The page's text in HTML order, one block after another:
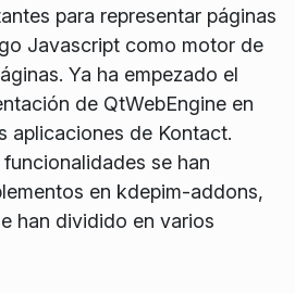
para representar páginas
Javascript como motor de
Ya ha empezado el
de QtWebEngine en
aplicaciones de Kontact.
se han
en kdepim-addons,
han dividido en varios